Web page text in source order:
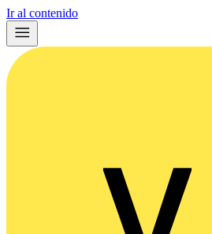
Ir al contenido